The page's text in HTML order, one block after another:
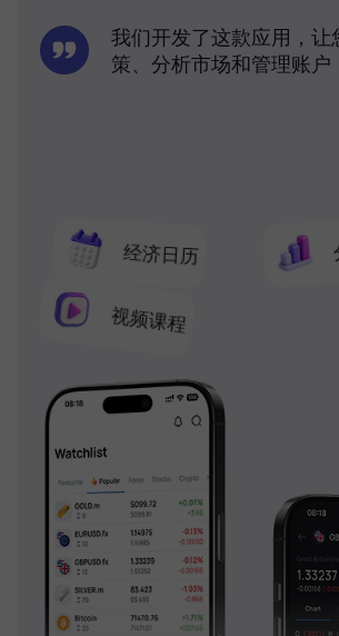
经济日历
视频课程
我们开发了这款应用，让
策、分析市场和管理账户